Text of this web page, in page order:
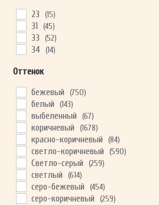
23
(15)
31 (45)
33 (52)
34 (14)
Оттенок
бежевый
(750)
белый (143)
выбеленный (67)
коричневый (1678)
красно-коричневый (84)
светло-коричневый (590)
Светло-серый (259)
светлый (614)
серо-бежевый (454)
серо-коричневый (259)